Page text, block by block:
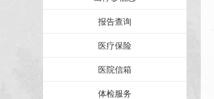
报告查询
医疗保险
医院信箱
体检服务